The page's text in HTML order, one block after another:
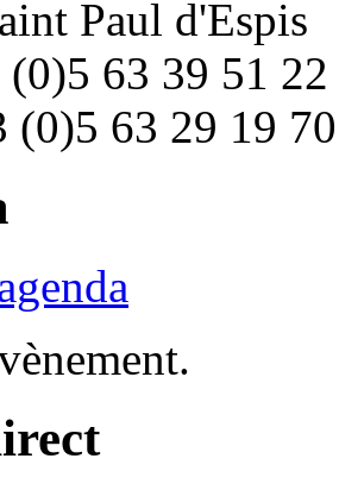
Paul d'Espis
63 39 51 22
(0)5 63 29 19 70